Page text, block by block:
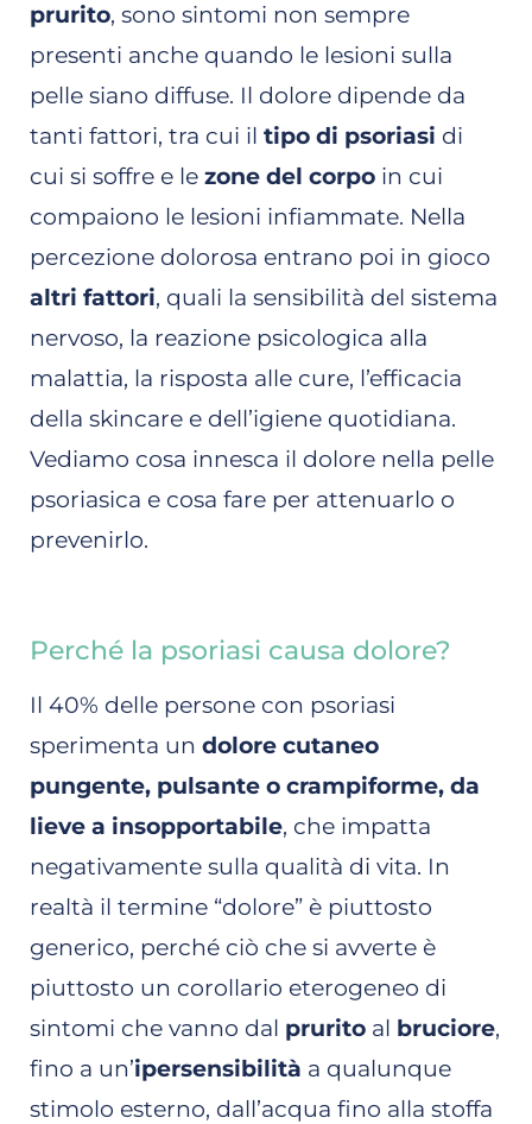
prurito, sono sintomi non sempre
presenti anche quando le lesioni sulla
pelle siano diffuse. Il dolore dipende da
tanti fattori, tra cui il tipo di psoriasi di
cui si soffre e le zone del corpo in cui
compaiono le lesioni infiammate. Nella
percezione dolorosa entrano poi in gioco
altri fattori, quali la sensibilità del sistema
nervoso, la reazione psicologica alla
malattia, la risposta alle cure, l’efficacia
della skincare e dell’igiene quotidiana.
Vediamo cosa innesca il dolore nella pelle
psoriasica e cosa fare per attenuarlo o
prevenirlo.
Perché la psoriasi causa dolore?
Il 40% delle persone con psoriasi
sperimenta un dolore cutaneo
pungente, pulsante o crampiforme, da
lieve a insopportabile, che impatta
negativamente sulla qualità di vita. In
realtà il termine “dolore” è piuttosto
generico, perché ciò che si avverte è
piuttosto un corollario eterogeneo di
sintomi che vanno dal prurito al bruciore,
fino a un’ipersensibilità a qualunque
stimolo esterno, dall’acqua fino alla stoffa